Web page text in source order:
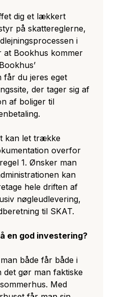
dig et lækkert
på skattereglerne,
i
at Bookhus kommer
får du jeres eget
der tager sig af
af boliger til
kan let trække
overfor
1. Ønsker man
kan
hele driften af
nøgleudlevering,
til SKAT.
en god investering?
både får både i
gør man faktiske
Med